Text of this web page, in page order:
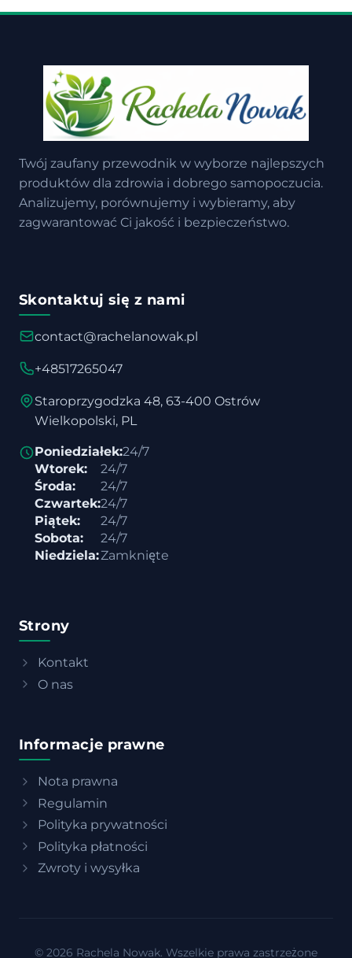
Twój zaufany przewodnik w wyborze najlepszych
produktów dla zdrowia i dobrego samopoczucia.
Analizujemy, porównujemy i wybieramy, aby
zagwarantować Ci jakość i bezpieczeństwo.
Skontaktuj się z nami
contact@rachelanowak.pl
+48517265047
Staroprzygodzka 48, 63-400 Ostrów
Wielkopolski, PL
Poniedziałek:24/7
Wtorek:
24/7
Środa:
24/7
Czwartek:24/7
Piątek:
24/7
Sobota:
24/7
Niedziela:Zamknięte
Strony
Kontakt
O nas
Informacje prawne
Nota prawna
Regulamin
Polityka prywatności
Polityka płatności
Zwroty i wysyłka
© 2026 Rachela Nowak. Wszelkie prawa zastrzeżone